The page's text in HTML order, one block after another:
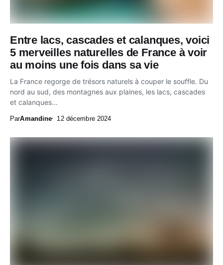
Entre lacs, cascades et calanques, voici
5 merveilles naturelles de France à voir
au moins une fois dans sa vie
La France regorge de trésors naturels à couper le souffle. Du
nord au sud, des montagnes aux plaines, les lacs, cascades
et calanques...
ParAmandine 12 décembre 2024